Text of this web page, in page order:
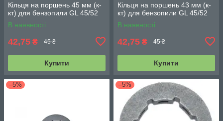
Кільця на поршень 45 мм (к-
кт) для бензопили GL 45/52
В наявності
42,75 ₴ 45 ₴
Купити
Кільця на поршень 43 мм (к-
кт) для бензопили GL 45/52
В наявності
42,75 ₴ 45 ₴
Купити
–5% –5%